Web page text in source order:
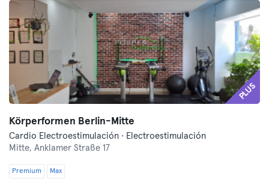
PLUS
Körperformen Berlin-Mitte
Cardio Electroestimulación · Electroestimulación
Mitte, Anklamer Straße 17
Premium Max